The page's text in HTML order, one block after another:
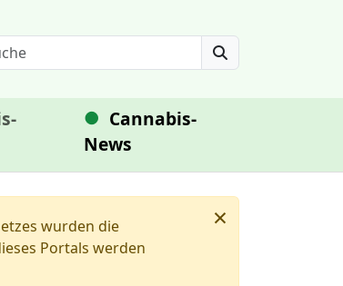
Search
Cannabis-
News
×
wurden die
Portals werden